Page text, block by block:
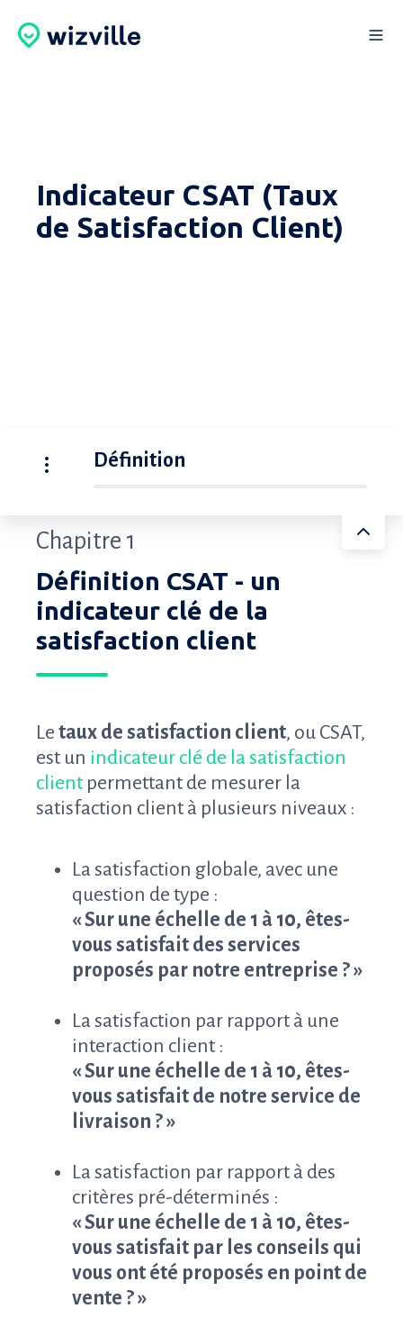
Indicateur CSAT (Taux
de Satisfaction Client)
Définition
Chapitre 1
Définition CSAT - un
indicateur clé de la
satisfaction client
Le taux de satisfaction client, ou CSAT,
est un indicateur clé de la satisfaction
client permettant de mesurer la
satisfaction client à plusieurs niveaux :
La satisfaction globale, avec une
question de type :
« Sur une échelle de 1 à 10, êtes-
vous satisfait des services
proposés par notre entreprise ? »
La satisfaction par rapport à une
interaction client :
« Sur une échelle de 1 à 10, êtes-
vous satisfait de notre service de
livraison ? »
La satisfaction par rapport à des
critères pré-déterminés :
« Sur une échelle de 1 à 10, êtes-
vous satisfait par les conseils qui
vous ont été proposés en point de
vente ? »